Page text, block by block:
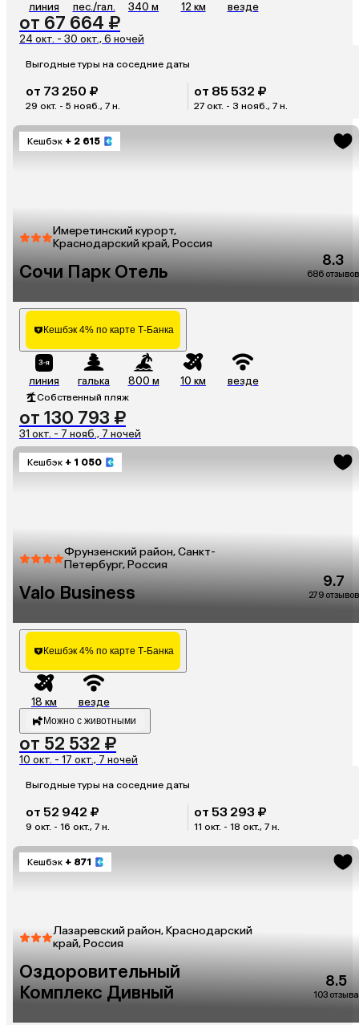
линия пес./гал. 340 м 12 км везде
от 67 664 ₽
24 окт. - 30 окт., 6 ночей
Выгодные туры на соседние даты
от 73 250 ₽
29 окт. - 5 нояб., 7 н.
от 85 532 ₽
27 окт. - 3 нояб., 7 н.
Кешбэк + 2 615
Имеретинский курорт,
Краснодарский край, Россия
Сочи Парк Отель
8.3
686 отзывов
Кешбэк 4% по карте Т-Банка
линия галька 800 м 10 км везде
Собственный пляж
от 130 793 ₽
31 окт. - 7 нояб., 7 ночей
Кешбэк + 1 050
Фрунзенский район, Санкт-
Петербург, Россия
Valo Business
9.7
279 отзывов
Кешбэк 4% по карте Т-Банка
18 км везде
Можно с животными
от 52 532 ₽
10 окт. - 17 окт., 7 ночей
Выгодные туры на соседние даты
от 52 942 ₽
9 окт. - 16 окт., 7 н.
от 53 293 ₽
11 окт. - 18 окт., 7 н.
Кешбэк + 871
Лазаревский район, Краснодарский
край, Россия
Оздоровительный
Комплекс Дивный
8.5
103 отзыва